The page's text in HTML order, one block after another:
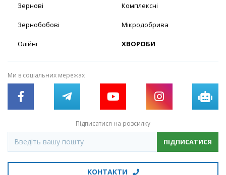
Зернові
Зернобобові
Олійні
Комплексні
Мікродобрива
ХВОРОБИ
Ми в соціальних мережах
Підписатися на розсилку
ПІДПИСАТИСЯ
КОНТАКТИ